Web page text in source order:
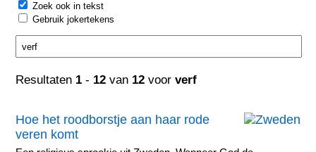
Zoek ook in tekst
Gebruik jokertekens
Resultaten 1 - 12 van 12 voorverf
Hoe het roodborstje aan haar rode
veren komt